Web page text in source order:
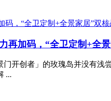
再加码，“全卫定制+全
开创者」的玫瑰岛并没有
...